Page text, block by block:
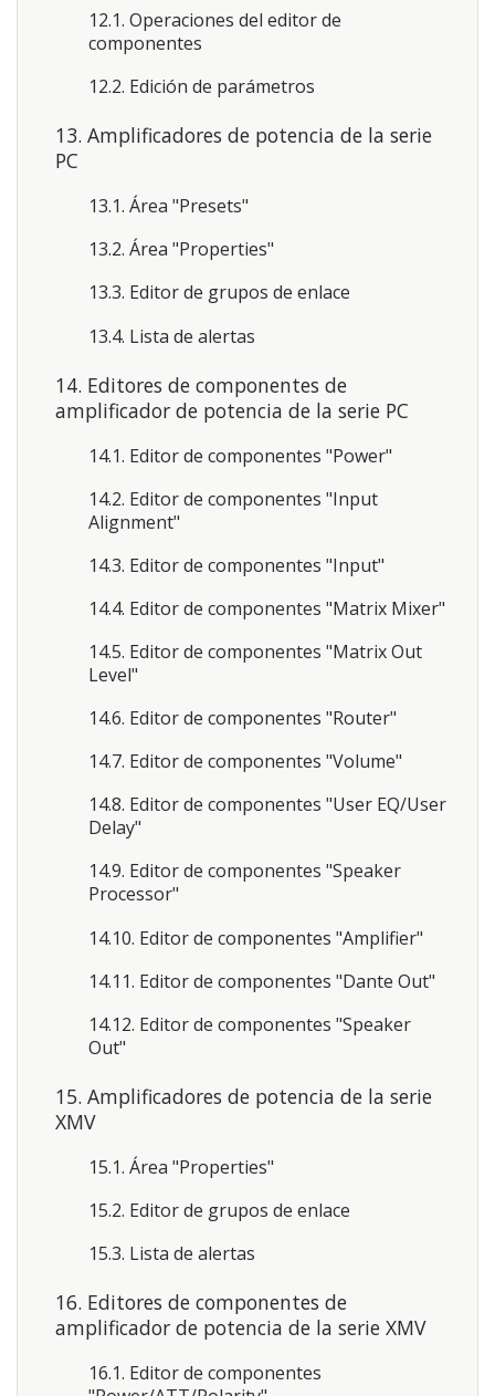
12.1. Operaciones del editor de
componentes
12.2. Edición de parámetros
13. Amplificadores de potencia de la serie
PC
13.1. Área "Presets"
13.2. Área "Properties"
13.3. Editor de grupos de enlace
13.4. Lista de alertas
14. Editores de componentes de
amplificador de potencia de la serie PC
14.1. Editor de componentes "Power"
14.2. Editor de componentes "Input
Alignment"
14.3. Editor de componentes "Input"
14.4. Editor de componentes "Matrix Mixer"
14.5. Editor de componentes "Matrix Out
Level"
14.6. Editor de componentes "Router"
14.7. Editor de componentes "Volume"
14.8. Editor de componentes "User EQ/User
Delay"
14.9. Editor de componentes "Speaker
Processor"
14.10. Editor de componentes "Amplifier"
14.11. Editor de componentes "Dante Out"
14.12. Editor de componentes "Speaker
Out"
15. Amplificadores de potencia de la serie
XMV
15.1. Área "Properties"
15.2. Editor de grupos de enlace
15.3. Lista de alertas
16. Editores de componentes de
amplificador de potencia de la serie XMV
16.1. Editor de componentes